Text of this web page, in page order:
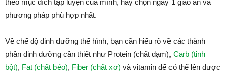
theo mục đích tập luyện của mình, hãy chọn ngay 1 giáo án và
phương pháp phù hợp nhất.
Về chế độ dinh dưỡng thể hình, bạn cần hiểu rõ về các thành
phần dinh dưỡng cần thiết như Protein (chất đạm), Carb (tinh
bột), Fat (chất béo), Fiber (chất xơ) và vitamin để có thể lên được